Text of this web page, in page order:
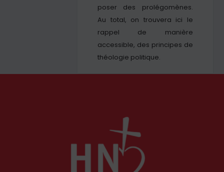
poser des prolégomènes.
Au total, on trouvera ici le
rappel de manière
accessible, des principes de
théologie politique.